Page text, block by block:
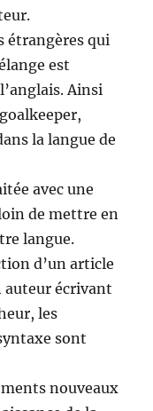
étrangères qui
est
Ainsi
la langue de
avec une
de mettre en
langue.
d’un article
auteur écrivant
les
sont
nouveaux